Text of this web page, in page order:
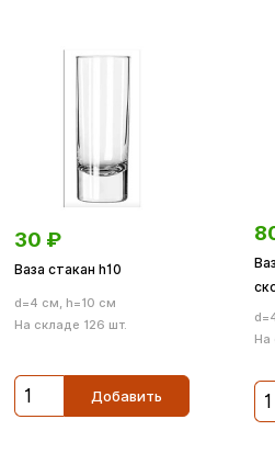
30 ₽
Ваза стакан h10
d=4 см, h=10 см
На складе 126 шт.
Добавить
На